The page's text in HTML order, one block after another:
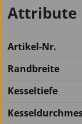
Attribute
Artikel-Nr.
Randbreite
Kesseltiefe